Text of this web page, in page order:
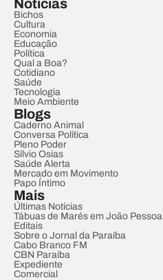
Notícias
Bichos
Cultura
Economia
Educação
Política
Qual a Boa?
Cotidiano
Saúde
Tecnologia
Meio Ambiente
Blogs
Caderno Animal
Conversa Política
Pleno Poder
Sílvio Osias
Saúde Alerta
Mercado em Movimento
Papo Íntimo
Mais
Últimas Notícias
Tábuas de Marés em João Pessoa
Editais
Sobre o Jornal da Paraíba
Cabo Branco FM
CBN Paraíba
Expediente
Comercial